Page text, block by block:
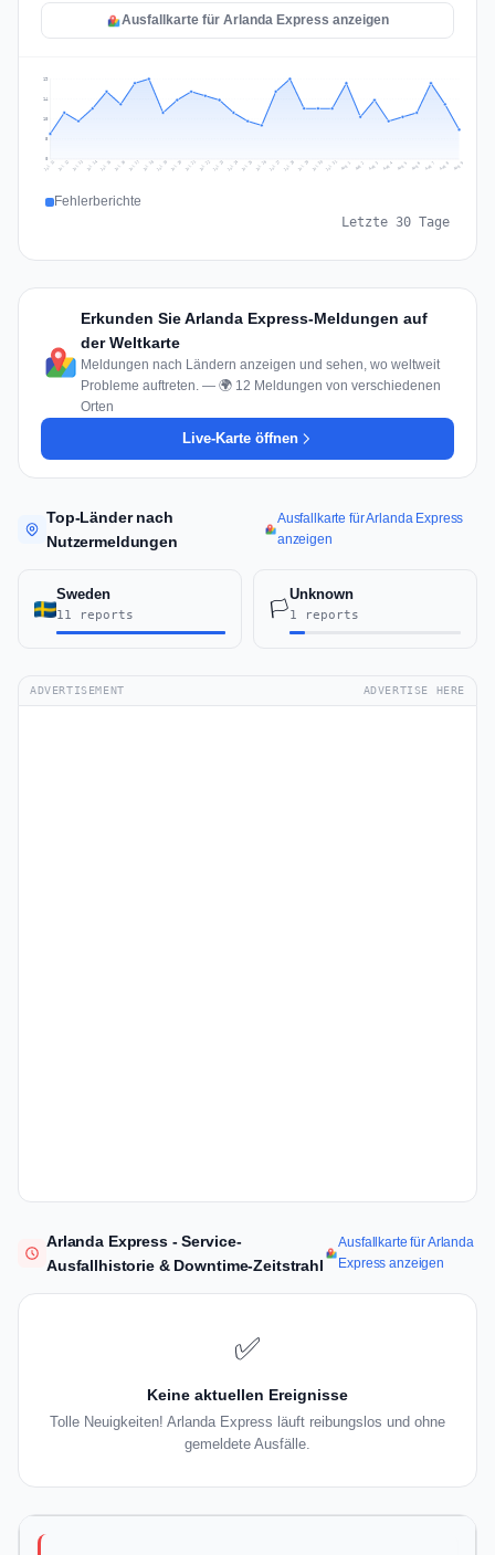
Ausfallkarte für Arlanda Express anzeigen
10
14
19
Jul 11 Jul 12 Jul 13 Jul 14 Jul 15 Jul 16 Jul 17 Jul 18 Jul 19 Jul 20 Jul 21 Jul 22 Jul 23 Jul 24 Jul 25 Jul 26 Jul 27 Jul 28 Jul 29 Jul 30 Jul 31 Aug 1 Aug 2 Aug 3 Aug 4 Aug 5 Aug 6 Aug 7 Aug 8 Aug 9
Fehlerberichte
Letzte 30 Tage
Erkunden Sie Arlanda Express-Meldungen auf
der Weltkarte
Meldungen nach Ländern anzeigen und sehen, wo weltweit
Probleme auftreten. — 🌍 12 Meldungen von verschiedenen
Orten
Live-Karte öffnen
Top-Länder nach
Nutzermeldungen
Ausfallkarte für Arlanda Express
anzeigen
Sweden
11 reports 🏳️
Unknown
1 reports
ADVERTISEMENT ADVERTISE HERE
Arlanda Express - Service-
Ausfallhistorie & Downtime-Zeitstrahl
Ausfallkarte für Arlanda
Express anzeigen
✅
Keine aktuellen Ereignisse
Tolle Neuigkeiten! Arlanda Express läuft reibungslos und ohne
gemeldete Ausfälle.